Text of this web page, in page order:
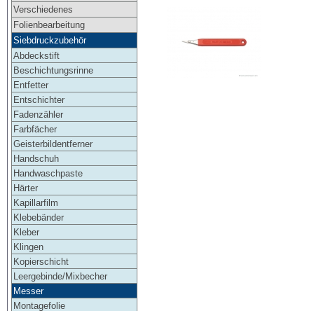
Verschiedenes
Folienbearbeitung
Siebdruckzubehör
Abdeckstift
Beschichtungsrinne
Entfetter
Entschichter
Fadenzähler
Farbfächer
Geisterbildentferner
Handschuh
Handwaschpaste
Härter
Kapillarfilm
Klebebänder
Kleber
Klingen
Kopierschicht
Leergebinde/Mixbecher
Messer
Montagefolie